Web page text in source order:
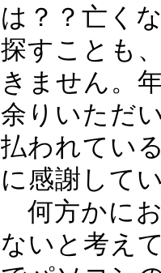
は？？亡く
探すことも
きません。
余りいただ
払われてい
に感謝して
何方かに
ないと考え